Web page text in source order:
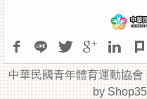
中華民國青年體育運動協
by